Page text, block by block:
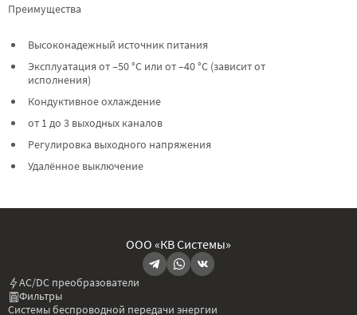
Преимущества
Высоконадежный источник питания
Эксплуатация от –50 °C или от –40 °C (зависит от
исполнения)
Кондуктивное охлаждение
от 1 до 3 выходных каналов
Регулировка выходного напряжения
Удалённое выключение
ООО «КВ Системы»
AC/DC преобразователи
Фильтры
Системы беспроводной передачи энергии